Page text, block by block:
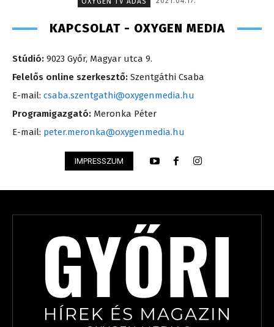
KAPCSOLAT - OXYGEN MEDIA
Stúdió: 9023 Győr, Magyar utca 9.
Felelős online szerkesztő: Szentgáthi Csaba
E-mail: csaba.szentgathi@oxygenmedia.hu
Programigazgató: Meronka Péter
E-mail: peter.meronka@oxygenmedia.hu
IMPRESSZUM